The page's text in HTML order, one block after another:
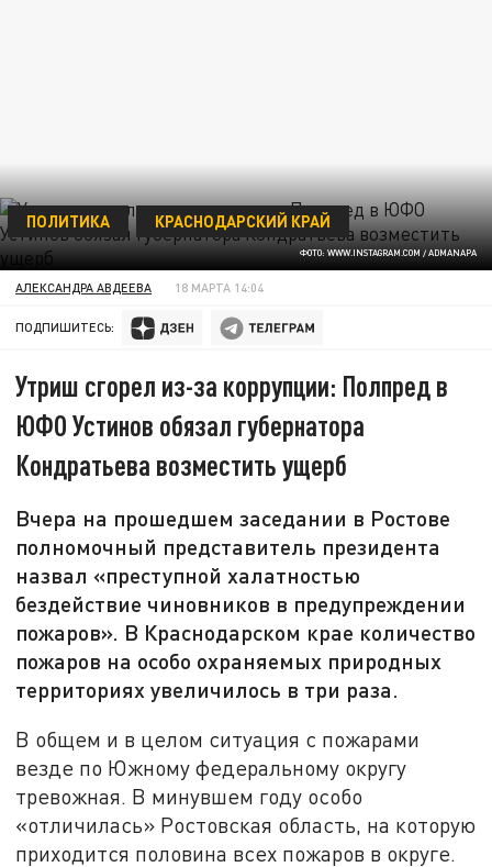
ФОТО: WWW.INSTAGRAM.COM / ADMANAPA
ПОЛИТИКА КРАСНОДАРСКИЙ КРАЙ
АЛЕКСАНДРА АВДЕЕВА 18 МАРТА 14:04
ПОДПИШИТЕСЬ:
Утриш сгорел из-за коррупции: Полпред в
ЮФО Устинов обязал губернатора
Кондратьева возместить ущерб
Вчера на прошедшем заседании в Ростове
полномочный представитель президента
назвал «преступной халатностью
бездействие чиновников в предупреждении
пожаров». В Краснодарском крае количество
пожаров на особо охраняемых природных
территориях увеличилось в три раза.
В общем и в целом ситуация с пожарами
везде по Южному федеральному округу
тревожная. В минувшем году особо
«отличилась» Ростовская область, на которую
приходится половина всех пожаров в округе.